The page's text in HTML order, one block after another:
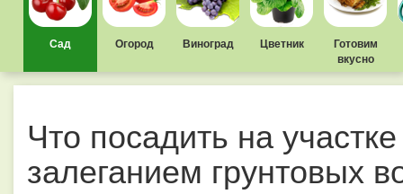
Сад Огород Виноград Цветник
Готовим
вкусно
Что посадить на
залеганием грунтовых